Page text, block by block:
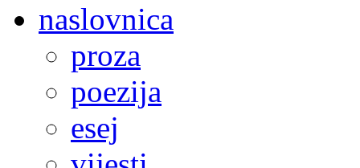
naslovnica
proza
poezija
esej